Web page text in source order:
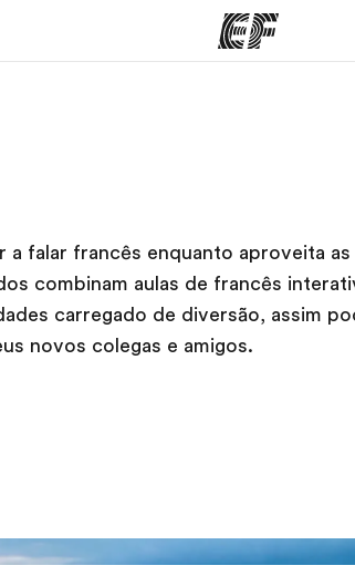
falar francês enquanto aproveita
combinam aulas de francês
carregado de diversão, assim
novos colegas e amigos.